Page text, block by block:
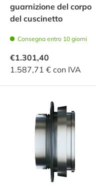
guarnizione del corpo
del cuscinetto
Consegna entro 10 giorni
€1.301,40
1.587,71 € con IVA